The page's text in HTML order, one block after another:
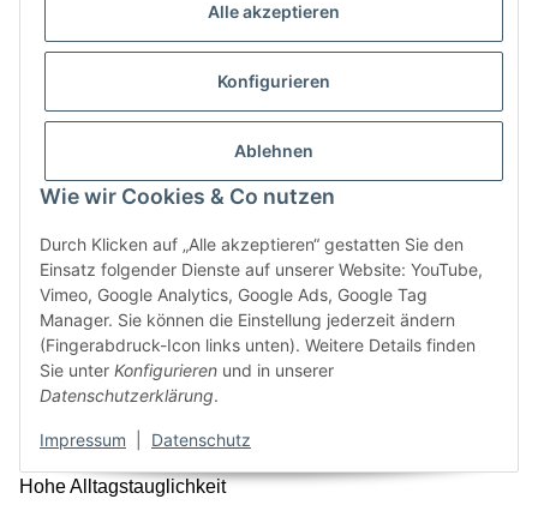
Alle akzeptieren
Konfigurieren
Ablehnen
Wie wir Cookies & Co nutzen
Durch Klicken auf „Alle akzeptieren“ gestatten Sie den
Einsatz folgender Dienste auf unserer Website: YouTube,
Vimeo, Google Analytics, Google Ads, Google Tag
Manager. Sie können die Einstellung jederzeit ändern
(Fingerabdruck-Icon links unten). Weitere Details finden
Sie unter Konfigurieren und in unserer
Datenschutzerklärung.
Impressum Datenschutz
Authentische Präsentation
Die Lupin Kollektion – entspannte
Natürlichkeit mit professioneller
Funktion
Die Lupin Serie verbindet eine lockere, natürliche Optik mit
den hohen Anforderungen des professionellen
Gastronomiebetriebs.
Unkomplizierte Eleganz
Die Gestaltung wirkt modern und authentisch, ohne
aufdringlich zu sein.
Hohe Alltagstauglichkeit